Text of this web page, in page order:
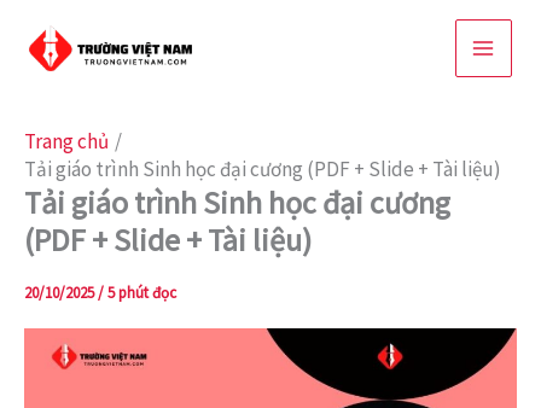
Trang chủ
Tải giáo trình Sinh học đại cương (PDF + Slide + Tài liệu)
Tải giáo trình Sinh học đại cương
(PDF + Slide + Tài liệu)
20/10/2025/5 phút đọc